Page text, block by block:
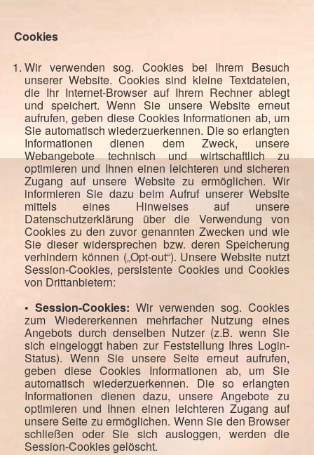
Cookies
Wir verwenden sog. Cookies bei Ihrem Besuch
unserer Website. Cookies sind kleine Textdateien,
die Ihr Internet-Browser auf Ihrem Rechner ablegt
und speichert. Wenn Sie unsere Website erneut
aufrufen, geben diese Cookies Informationen ab, um
Sie automatisch wiederzuerkennen. Die so erlangten
Informationen dienen dem Zweck, unsere
Webangebote technisch und wirtschaftlich zu
optimieren und Ihnen einen leichteren und sicheren
Zugang auf unsere Website zu ermöglichen. Wir
informieren Sie dazu beim Aufruf unserer Website
mittels eines Hinweises auf unsere
Datenschutzerklärung über die Verwendung von
Cookies zu den zuvor genannten Zwecken und wie
Sie dieser widersprechen bzw. deren Speicherung
verhindern können („Opt-out“). Unsere Website nutzt
Session-Cookies, persistente Cookies und Cookies
von Drittanbietern:
• Session-Cookies: Wir verwenden sog. Cookies
zum Wiedererkennen mehrfacher Nutzung eines
Angebots durch denselben Nutzer (z.B. wenn Sie
sich eingeloggt haben zur Feststellung Ihres Login-
Status). Wenn Sie unsere Seite erneut aufrufen,
geben diese Cookies Informationen ab, um Sie
automatisch wiederzuerkennen. Die so erlangten
Informationen dienen dazu, unsere Angebote zu
optimieren und Ihnen einen leichteren Zugang auf
unsere Seite zu ermöglichen. Wenn Sie den Browser
schließen oder Sie sich ausloggen, werden die
Session-Cookies gelöscht.